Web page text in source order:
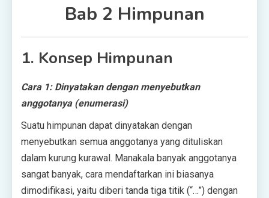
Bab 2 Himpunan
1. Konsep Himpunan
Cara 1: Dinyatakan dengan menyebutkan
anggotanya (enumerasi)
Suatu himpunan dapat dinyatakan dengan
menyebutkan semua anggotanya yang dituliskan
dalam kurung kurawal. Manakala banyak anggotanya
sangat banyak, cara mendaftarkan ini biasanya
dimodifikasi, yaitu diberi tanda tiga titik (“…”) dengan